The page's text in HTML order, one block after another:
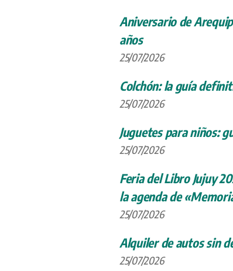
Aniversario de
años
25/07/2026
Colchón: la guía
25/07/2026
Juguetes para niños:
25/07/2026
Feria del Libro Jujuy
la agenda de
25/07/2026
Alquiler de autos sin
25/07/2026